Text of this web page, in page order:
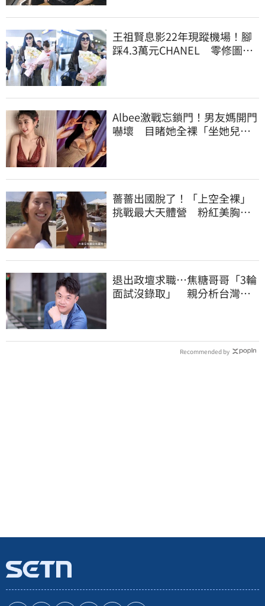
王祖賢息影22年現蹤機場！腳
踩4.3萬元CHANEL 零修圖真
Albee激戰忘鎖門！男友媽開門
嚇壞 目睹她全裸「坐她兒子
薔薔出國脫了！「上空全裸」
挑戰最大天體營 粉紅美胸被
退出政壇求職…焦糖哥哥「3輪
面試沒錄取」 親分析台灣職
Recommended by